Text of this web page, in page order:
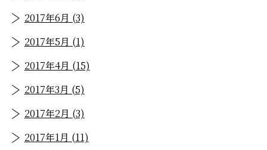
2017年6月 (3)
2017年5月 (1)
2017年4月 (15)
2017年3月 (5)
2017年2月 (3)
2017年1月 (11)